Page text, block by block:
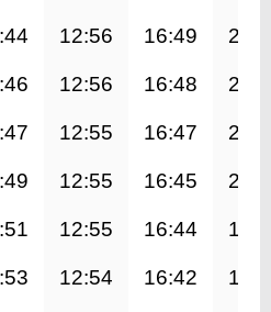
12:56 16:49
12:56 16:48
12:55 16:47
12:55 16:45
12:55 16:44
12:54 16:42